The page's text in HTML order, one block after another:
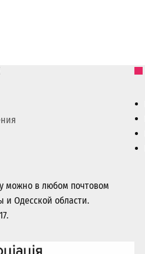
можно в любом почтовом
и Одесской области.